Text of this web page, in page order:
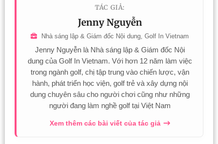
TÁC GIẢ:
Jenny Nguyễn
Nhà sáng lập & Giám đốc Nội dung, Golf In Vietnam
Jenny Nguyễn là Nhà sáng lập & Giám đốc Nội
dung của Golf In Vietnam. Với hơn 12 năm làm việc
trong ngành golf, chị tập trung vào chiến lược, vận
hành, phát triển học viện, golf trẻ và xây dựng nội
dung chuyên sâu cho người chơi cũng như những
người đang làm nghề golf tại Việt Nam
Xem thêm các bài viết của tác giả